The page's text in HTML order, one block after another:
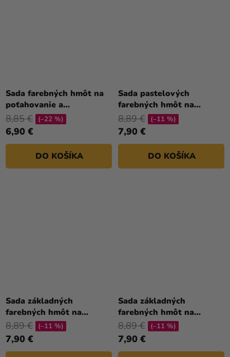
Sada farebných hmôt na
poťahovanie a
modelovanie Halloween
500 g - cukrová pasta
6,90 €
8,85 € (–22 %)
DO KOŠÍKA
Sada pastelových
farebných hmôt na
poťahovanie a
modelovanie 500 g
7,90 €
8,89 € (–11 %)
DO KOŠÍKA
Sada základných
farebných hmôt na
poťahovanie a
modelovanie 500 g
7,90 €
8,89 € (–11 %)
Sada základných
farebných hmôt na
poťahovanie a
modelovanie 500 g -
cukrová pasta
7,90 €
8,89 € (–11 %)